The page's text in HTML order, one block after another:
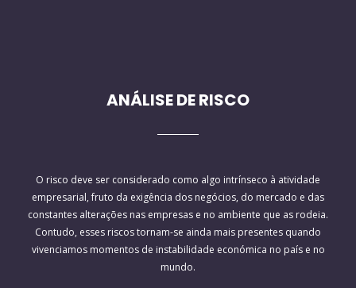
ANÁLISE DE RISCO
O risco deve ser considerado como algo intrínseco à atividade
empresarial, fruto da exigência dos negócios, do mercado e das
constantes alterações nas empresas e no ambiente que as rodeia.
Contudo, esses riscos tornam-se ainda mais presentes quando
vivenciamos momentos de instabilidade económica no país e no
mundo.